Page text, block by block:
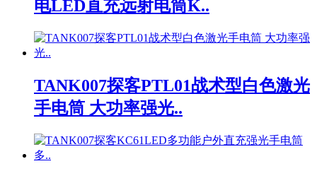
电LED直充远射电筒K..
TANK007探客PTL01战术型白色激光
手电筒 大功率强光..